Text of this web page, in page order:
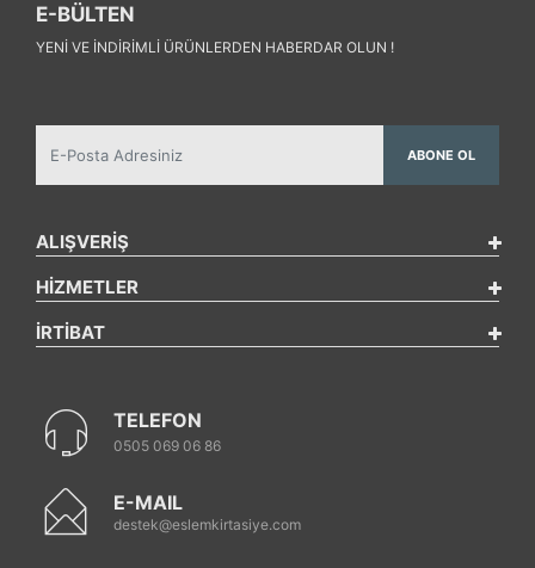
E-BÜLTEN
YENI VE INDIRIMLI ÜRÜNLERDEN HABERDAR OLUN !
ABONE OL
ALIŞVERİŞ
HİZMETLER
İRTİBAT
TELEFON
0505 069 06 86
E-MAIL
destek@eslemkirtasiye.com